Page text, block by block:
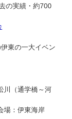
の実績・約700
東の一大イベン
（通学橋～河
：伊東海岸